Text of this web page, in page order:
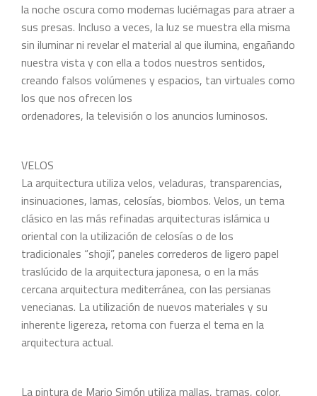
la noche oscura como modernas luciérnagas para atraer a
sus presas. Incluso a veces, la luz se muestra ella misma
sin iluminar ni revelar el material al que ilumina, engañando
nuestra vista y con ella a todos nuestros sentidos,
creando falsos volúmenes y espacios, tan virtuales como
los que nos ofrecen los
ordenadores, la televisión o los anuncios luminosos.
VELOS
La arquitectura utiliza velos, veladuras, transparencias,
insinuaciones, lamas, celosías, biombos. Velos, un tema
clásico en las más refinadas arquitecturas islámica u
oriental con la utilización de celosías o de los
tradicionales “shoji”, paneles correderos de ligero papel
traslúcido de la arquitectura japonesa, o en la más
cercana arquitectura mediterránea, con las persianas
venecianas. La utilización de nuevos materiales y su
inherente ligereza, retoma con fuerza el tema en la
arquitectura actual.
La pintura de Mario Simón utiliza mallas, tramas, color,